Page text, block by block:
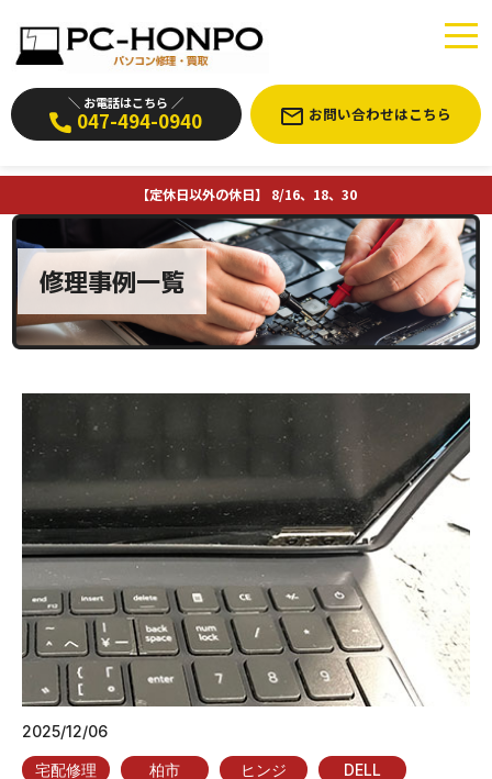
＼ お電話はこちら ／
047-494-0940 お問い合わせはこちら
【定休日以外の休日】 8/16、18、30
修理事例一覧
2025/12/06
宅配修理 柏市 ヒンジ DELL